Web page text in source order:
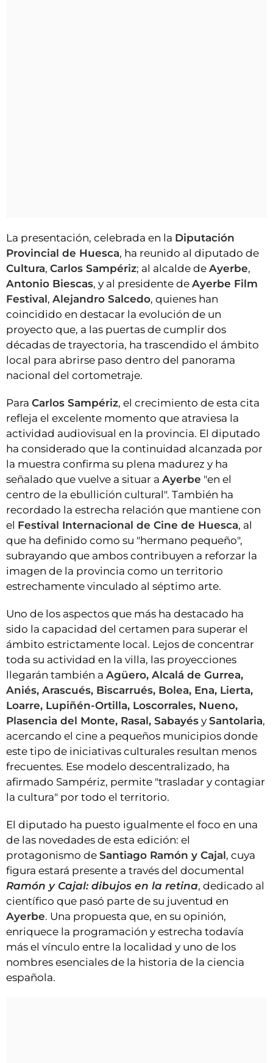
La presentación, celebrada en la Diputación
Provincial de Huesca, ha reunido al diputado de
Cultura, Carlos Sampériz; al alcalde de Ayerbe,
Antonio Biescas, y al presidente de Ayerbe Film
Festival, Alejandro Salcedo, quienes han
coincidido en destacar la evolución de un
proyecto que, a las puertas de cumplir dos
décadas de trayectoria, ha trascendido el ámbito
local para abrirse paso dentro del panorama
nacional del cortometraje.
Para Carlos Sampériz, el crecimiento de esta cita
refleja el excelente momento que atraviesa la
actividad audiovisual en la provincia. El diputado
ha considerado que la continuidad alcanzada por
la muestra confirma su plena madurez y ha
señalado que vuelve a situar a Ayerbe "en el
centro de la ebullición cultural". También ha
recordado la estrecha relación que mantiene con
el Festival Internacional de Cine de Huesca, al
que ha definido como su "hermano pequeño",
subrayando que ambos contribuyen a reforzar la
imagen de la provincia como un territorio
estrechamente vinculado al séptimo arte.
Uno de los aspectos que más ha destacado ha
sido la capacidad del certamen para superar el
ámbito estrictamente local. Lejos de concentrar
toda su actividad en la villa, las proyecciones
llegarán también a Agüero, Alcalá de Gurrea,
Aniés, Arascués, Biscarrués, Bolea, Ena, Lierta,
Loarre, Lupiñén-Ortilla, Loscorrales, Nueno,
Plasencia del Monte, Rasal, Sabayés y Santolaria,
acercando el cine a pequeños municipios donde
este tipo de iniciativas culturales resultan menos
frecuentes. Ese modelo descentralizado, ha
afirmado Sampériz, permite "trasladar y contagiar
la cultura" por todo el territorio.
El diputado ha puesto igualmente el foco en una
de las novedades de esta edición: el
protagonismo de Santiago Ramón y Cajal, cuya
figura estará presente a través del documental
Ramón y Cajal: dibujos en la retina, dedicado al
científico que pasó parte de su juventud en
Ayerbe. Una propuesta que, en su opinión,
enriquece la programación y estrecha todavía
más el vínculo entre la localidad y uno de los
nombres esenciales de la historia de la ciencia
española.